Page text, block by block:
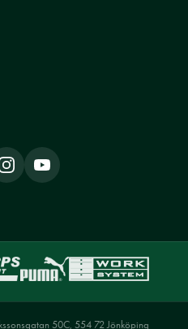
50C, 554 72 Jönköping